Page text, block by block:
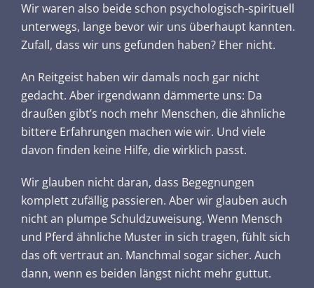
Wir waren also beide schon psychologisch-spirituell
unterwegs, lange bevor wir uns überhaupt kannten.
Zufall, dass wir uns gefunden haben? Eher nicht.
An Reitgeist haben wir damals noch gar nicht
gedacht. Aber irgendwann dämmerte uns: Da
draußen gibt’s noch mehr Menschen, die ähnliche
bittere Erfahrungen machen wie wir. Und viele
davon finden keine Hilfe, die wirklich passt.
Wir glauben nicht daran, dass Begegnungen
komplett zufällig passieren. Aber wir glauben auch
nicht an plumpe Schuldzuweisung. Wenn Mensch
und Pferd ähnliche Muster in sich tragen, fühlt sich
das oft vertraut an. Manchmal sogar sicher. Auch
dann, wenn es beiden längst nicht mehr guttut.